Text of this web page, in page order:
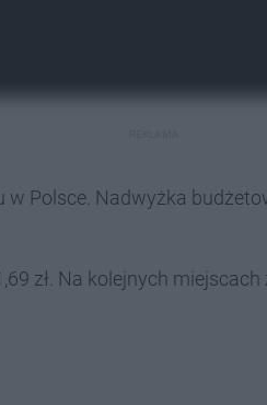
Polsce. Nadwyżka
zł. Na kolejnych miejscach